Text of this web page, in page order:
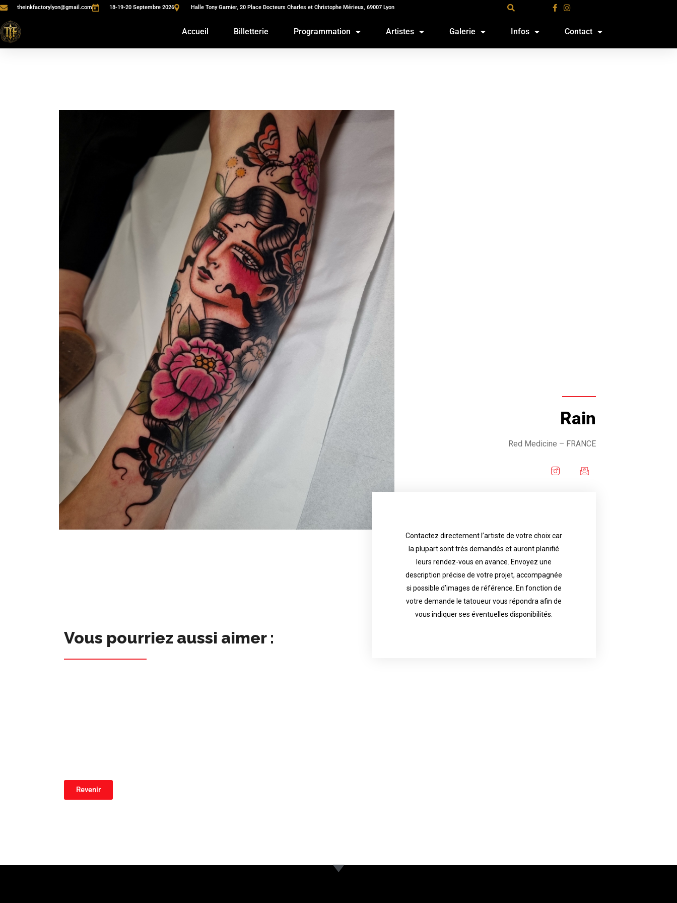
theinkfactorylyon@gmail.com 18-19-20 Septembre 2026 Halle Tony Garnier, 20 Place Docteurs Charles et Christophe Mérieux, 69007 Lyon
Accueil Billetterie Programmation Artistes Galerie Infos Contact
Rain
Red Medicine – FRANCE
Contactez directement l’artiste de votre choix car
la plupart sont très demandés et auront planifié
leurs rendez-vous en avance. Envoyez une
description précise de votre projet, accompagnée
si possible d’images de référence. En fonction de
votre demande le tatoueur vous répondra afin de
vous indiquer ses éventuelles disponibilités.
Contact directly the artist of your choice because
most are in great demand and will have planned
their appointments in advance. Send an accurate
description of your project, if possible attached
with reference images. Depending your request,
the tattoo artist will answer to tell you his
availability.
Vous pourriez aussi aimer :
Revenir